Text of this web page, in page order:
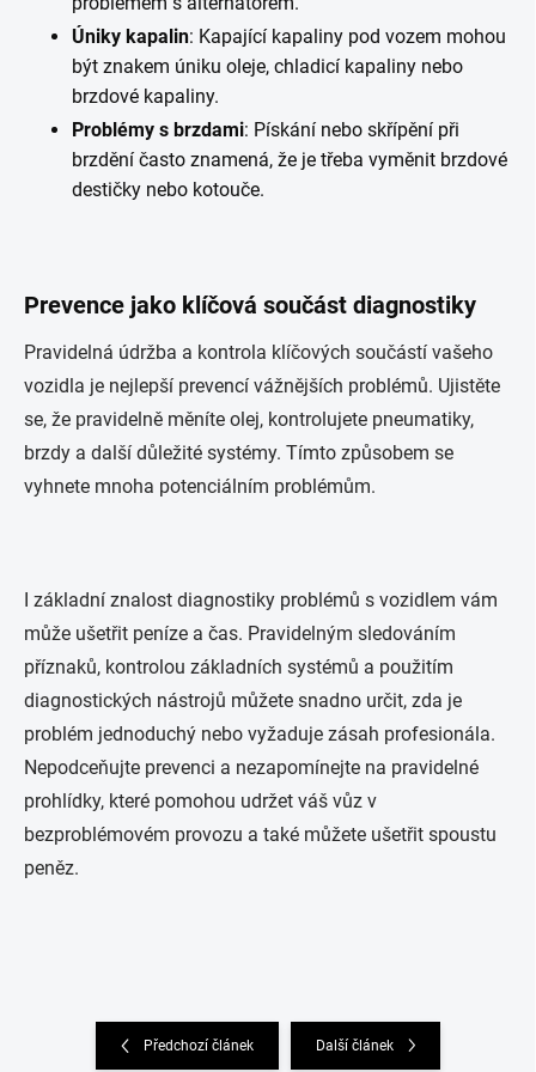
Úniky kapalin: Kapající kapaliny pod vozem mohou
být znakem úniku oleje, chladicí kapaliny nebo
brzdové kapaliny.
Problémy s brzdami: Pískání nebo skřípění při
brzdění často znamená, že je třeba vyměnit brzdové
destičky nebo kotouče.
Prevence jako klíčová součást diagnostiky
Pravidelná údržba a kontrola klíčových součástí vašeho
vozidla je nejlepší prevencí vážnějších problémů. Ujistěte
se, že pravidelně měníte olej, kontrolujete pneumatiky,
brzdy a další důležité systémy. Tímto způsobem se
vyhnete mnoha potenciálním problémům.
I základní znalost diagnostiky problémů s vozidlem vám
může ušetřit peníze a čas. Pravidelným sledováním
příznaků, kontrolou základních systémů a použitím
diagnostických nástrojů můžete snadno určit, zda je
problém jednoduchý nebo vyžaduje zásah profesionála.
Nepodceňujte prevenci a nezapomínejte na pravidelné
prohlídky, které pomohou udržet váš vůz v
bezproblémovém provozu a také můžete ušetřit spoustu
peněz.
Předchozí článek Další článek